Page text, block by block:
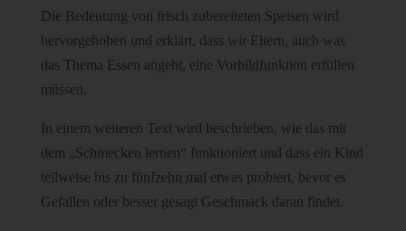
Die Bedeutung von frisch zubereiteten Speisen wird
hervorgehoben und erklärt, dass wir Eltern, auch was
das Thema Essen angeht, eine Vorbildfunktion erfüllen
müssen.
In einem weiteren Text wird beschrieben, wie das mit
dem „Schmecken lernen“ funktioniert und dass ein Kind
teilweise bis zu fünfzehn mal etwas probiert, bevor es
Gefallen oder besser gesagt Geschmack daran findet.